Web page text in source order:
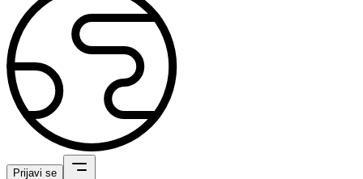
Prijavi se